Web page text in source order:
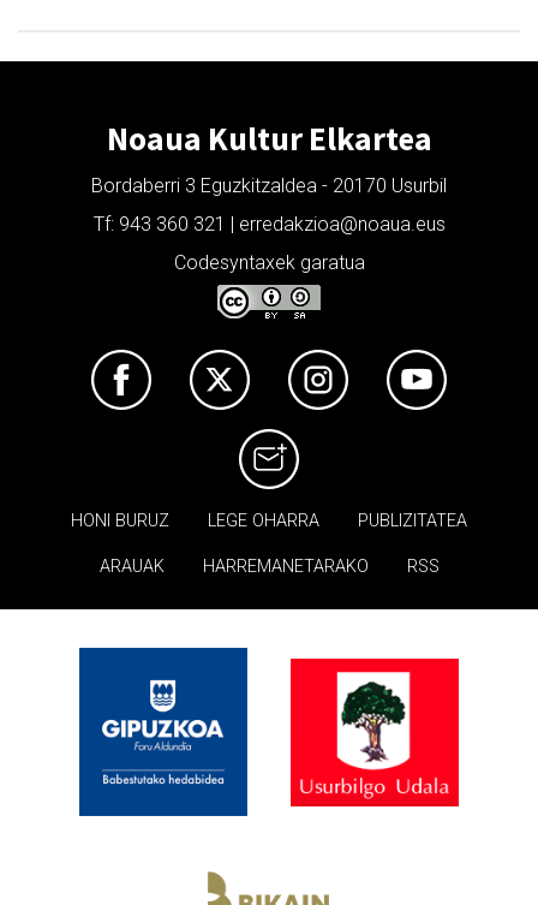
Noaua Kultur Elkartea
Bordaberri 3 Eguzkitzaldea - 20170 Usurbil
Tf: 943 360 321 | erredakzioa@noaua.eus
Codesyntaxek garatua
HONI BURUZ LEGE OHARRA PUBLIZITATEA
ARAUAK HARREMANETARAKO RSS